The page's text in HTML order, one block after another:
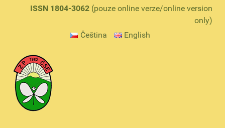
ISSN 1804-3062 (pouze online verze/online version
only)
Čeština
English